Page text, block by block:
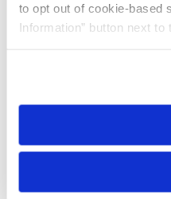
to opt out of cookie-based
Information” button next to
need to be set again.